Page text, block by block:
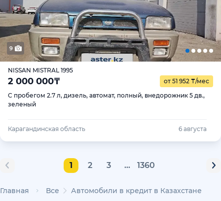
9
NISSAN MISTRAL 1995
2 000 000₸ от 51 952 ₸/мес
С пробегом 2.7 л, дизель, автомат, полный, внедорожник 5 дв.,
зеленый
Карагандинская область 6 августа
1 2 3 ... 1360
Главная Все Автомобили в кредит в Казахстане